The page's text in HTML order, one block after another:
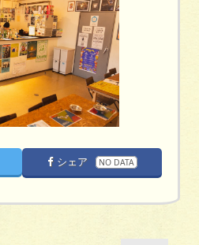
シェア NO DATA